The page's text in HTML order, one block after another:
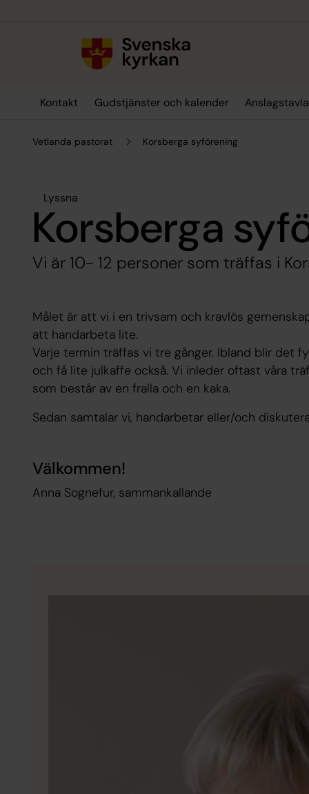
Kontakt Gudstjänster och kalender
Vetlanda pastorat Korsberga syförening
Lyssna
Korsberga
Vi är 10- 12 personer som träffas i
Målet är att vi i en trivsam och kravlös
att handarbeta lite.
Varje termin träffas vi tre gånger. Ibland blir det
och få lite julkaffe också. Vi inleder oftast våra
som består av en fralla och en kaka.
Sedan samtalar vi, handarbetar eller/och
Välkommen!
Anna Sognefur, sammankallande